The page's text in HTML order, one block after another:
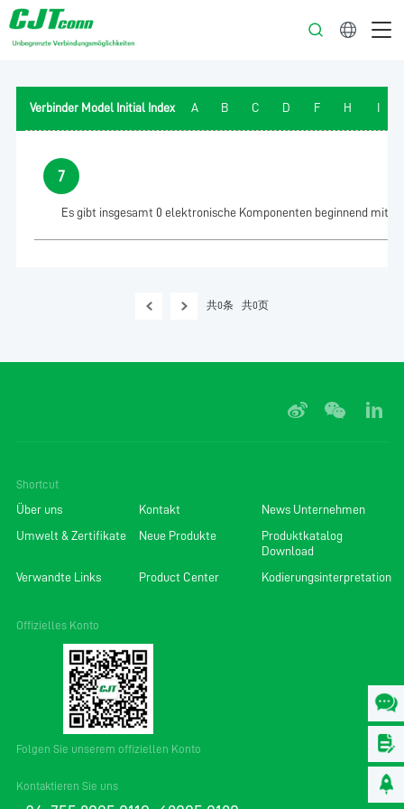
Verbinder Model Initial Index A B C D F H
7
Es gibt insgesamt 0 elektronische Komponenten beginnend mit
共0条 共0页
Kontaktieren Sie uns
Shortcut
Über uns Kontakt News Unternehmen
Umwelt & Zertifikate Neue Produkte
Produktkatalog
Download
Verwandte Links Product Center Kodierungsinterpretation
Offizielles Konto
Folgen Sie unserem offiziellen Konto